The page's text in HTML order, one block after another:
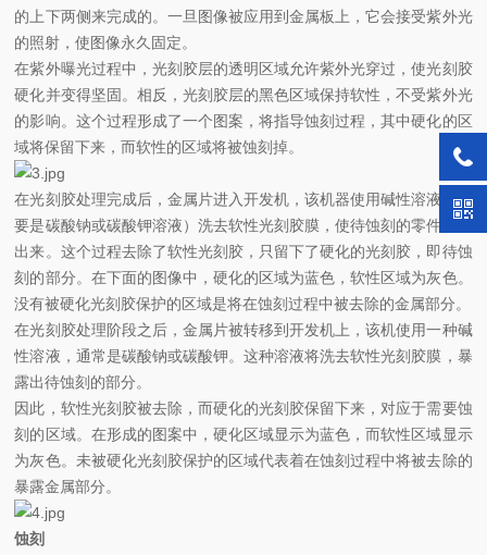
的上下两侧来完成的。一旦图像被应用到金属板上，它会接受紫外光
的照射，使图像永久固定。
在紫外曝光过程中，光刻胶层的透明区域允许紫外光穿过，使光刻胶
硬化并变得坚固。相反，光刻胶层的黑色区域保持软性，不受紫外光
的影响。这个过程形成了一个图案，将指导蚀刻过程，其中硬化的区
域将保留下来，而软性的区域将被蚀刻掉。
在光刻胶处理完成后，金属片进入开发机，该机器使用碱性溶液（主
要是碳酸钠或碳酸钾溶液）洗去软性光刻胶膜，使待蚀刻的零件暴露
出来。这个过程去除了软性光刻胶，只留下了硬化的光刻胶，即待蚀
刻的部分。在下面的图像中，硬化的区域为蓝色，软性区域为灰色。
没有被硬化光刻胶保护的区域是将在蚀刻过程中被去除的金属部分。
在光刻胶处理阶段之后，金属片被转移到开发机上，该机使用一种碱
性溶液，通常是碳酸钠或碳酸钾。这种溶液将洗去软性光刻胶膜，暴
露出待蚀刻的部分。
因此，软性光刻胶被去除，而硬化的光刻胶保留下来，对应于需要蚀
刻的区域。在形成的图案中，硬化区域显示为蓝色，而软性区域显示
为灰色。未被硬化光刻胶保护的区域代表着在蚀刻过程中将被去除的
暴露金属部分。
蚀刻